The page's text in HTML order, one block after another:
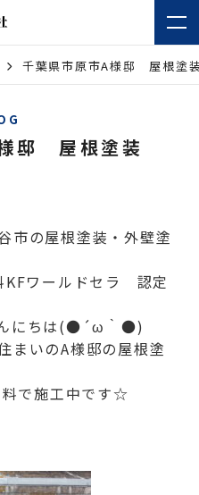
千葉県市原市A様邸 屋根塗
邸 屋根塗装
市の屋根塗装・外壁塗
KFワールドセラ 認定
んにちは(●´ω｀●)
まいのA様邸の屋根塗
で施工中です☆